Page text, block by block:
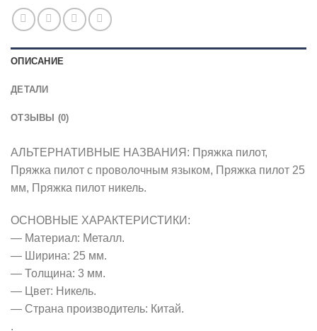
ОПИСАНИЕ
ДЕТАЛИ
ОТЗЫВЫ (0)
АЛЬТЕРНАТИВНЫЕ НАЗВАНИЯ: Пряжка пилот,
Пряжка пилот с проволочным языком, Пряжка пилот 25
мм, Пряжка пилот никель.
ОСНОВНЫЕ ХАРАКТЕРИСТИКИ:
— Материал: Металл.
— Ширина: 25 мм.
— Толщина: 3 мм.
— Цвет: Никель.
— Страна производитель: Китай.
.